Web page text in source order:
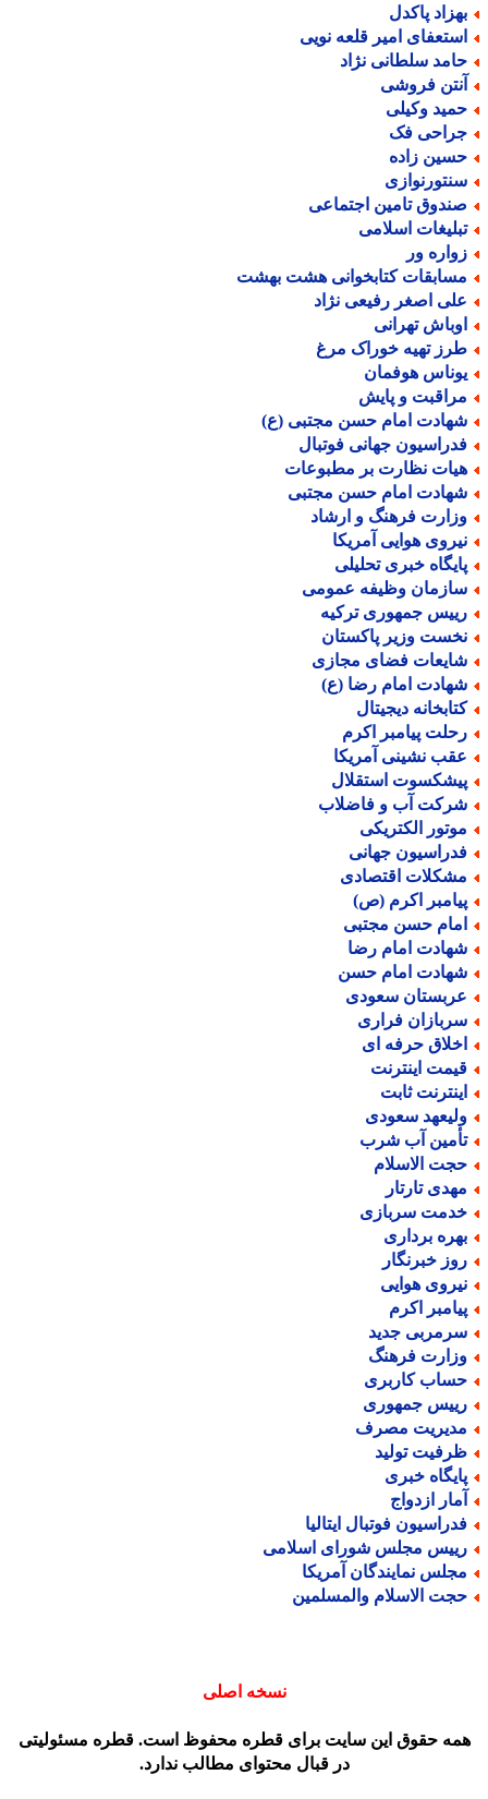
پاکدل
امیر قلعه نویی
سلطانی نژاد
فروشی
وکیلی
فک
زاده
تامین اجتماعی
اسلامی
ور
کتابخوانی هشت بهشت
اصغر رفیعی نژاد
تهرانی
تهیه خوراک مرغ
هوفمان
و پایش
امام حسن مجتبی (ع)
جهانی فوتبال
نظارت بر مطبوعات
امام حسن مجتبی
فرهنگ و ارشاد
هوایی آمریکا
خبری تحلیلی
وظیفه عمومی
جمهوری ترکیه
وزیر پاکستان
فضای مجازی
امام رضا (ع)
دیجیتال
پیامبر اکرم
نشینی آمریکا
استقلال
آب و فاضلاب
الکتریکی
جهانی
اقتصادی
اکرم (ص)
حسن مجتبی
امام رضا
امام حسن
سعودی
فراری
حرفه ای
اینترنت
ثابت
سعودی
آب شرب
الاسلام
تارتار
سربازی
برداری
خبرنگار
هوایی
اکرم
جدید
فرهنگ
کاربری
جمهوری
مصرف
تولید
خبری
ازدواج
فوتبال ایتالیا
مجلس شورای اسلامی
نمایندگان آمریکا
الاسلام والمسلمین
نسخه اصلی
حقوق این سایت برای قطره محفوظ است. قطره مسئولیتی
در قبال محتوای مطالب ندارد.